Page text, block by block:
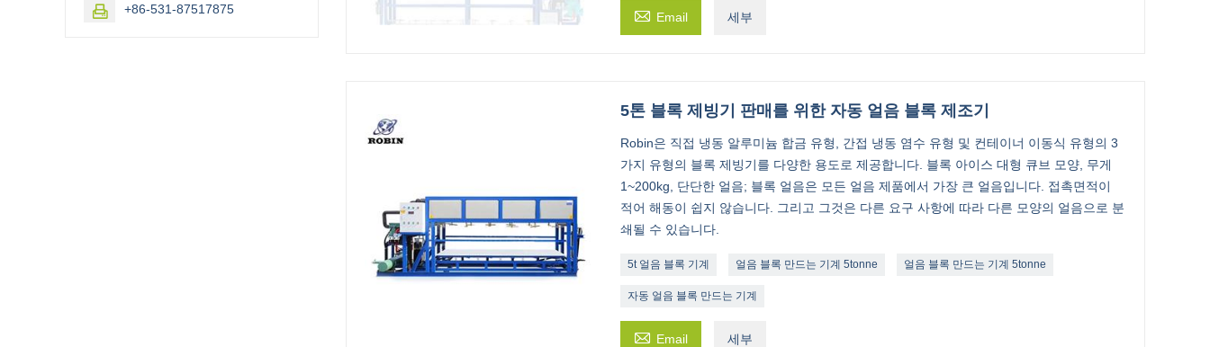
 Email 세부
5톤 블록 제빙기 판매를 위한 자동 얼음 블록 제조기
Robin은 직접 냉동 알루미늄 합금 유형, 간접 냉동 염수 유형 및 컨테이너 이동식 유형의 3
가지 유형의 블록 제빙기를 다양한 용도로 제공합니다. 블록 아이스 대형 큐브 모양, 무게
1~200kg, 단단한 얼음; 블록 얼음은 모든 얼음 제품에서 가장 큰 얼음입니다. 접촉면적이
적어 해동이 쉽지 않습니다. 그리고 그것은 다른 요구 사항에 따라 다른 모양의 얼음으로 분
쇄될 수 있습니다.
5t 얼음 블록 기계 얼음 블록 만드는 기계 5tonne 얼음 블록 만드는 기계 5tonne
자동 얼음 블록 만드는 기계
 Email 세부
 +86-531-87517875